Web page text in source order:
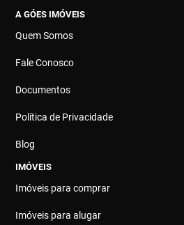
A GÓES IMÓVEIS
Quem Somos
Fale Conosco
Documentos
Política de Privacidade
Blog
IMÓVEIS
Imóveis para comprar
Imóveis para alugar